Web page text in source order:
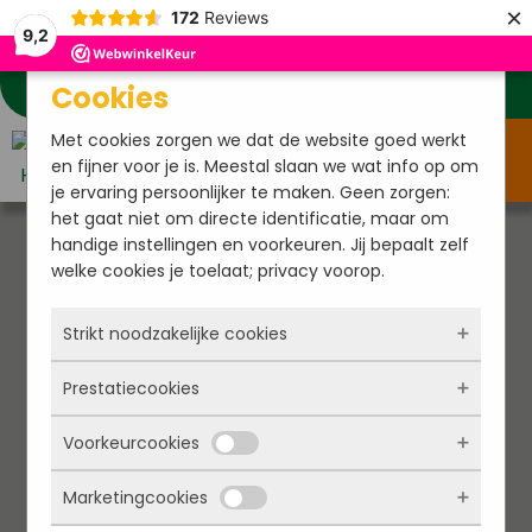
9,2
172 Reviews ×
Menu
Cookies
Met cookies zorgen we dat de website goed werkt
en fijner voor je is. Meestal slaan we wat info op om
je ervaring persoonlijker te maken. Geen zorgen:
het gaat niet om directe identificatie, maar om
handige instellingen en voorkeuren. Jij bepaalt zelf
welke cookies je toelaat; privacy voorop.
Strikt noodzakelijke cookies
Deze cookies zorgen ervoor dat de website
überhaupt werkt. Ze zijn dus altijd actief en
kunnen niet worden uitgezet. Meestal worden
ze alleen geplaatst als jij iets doet, zoals
inloggen, een formulier invullen of je
Prestatiecookies
Met deze cookies zien we hoe vaak onze site
bezocht wordt, waar bezoekers vandaan
komen en welke pagina’s populair zijn. Zo
Voorkeurcookies
Deze cookies onthouden jouw voorkeuren.
Marketingcookies